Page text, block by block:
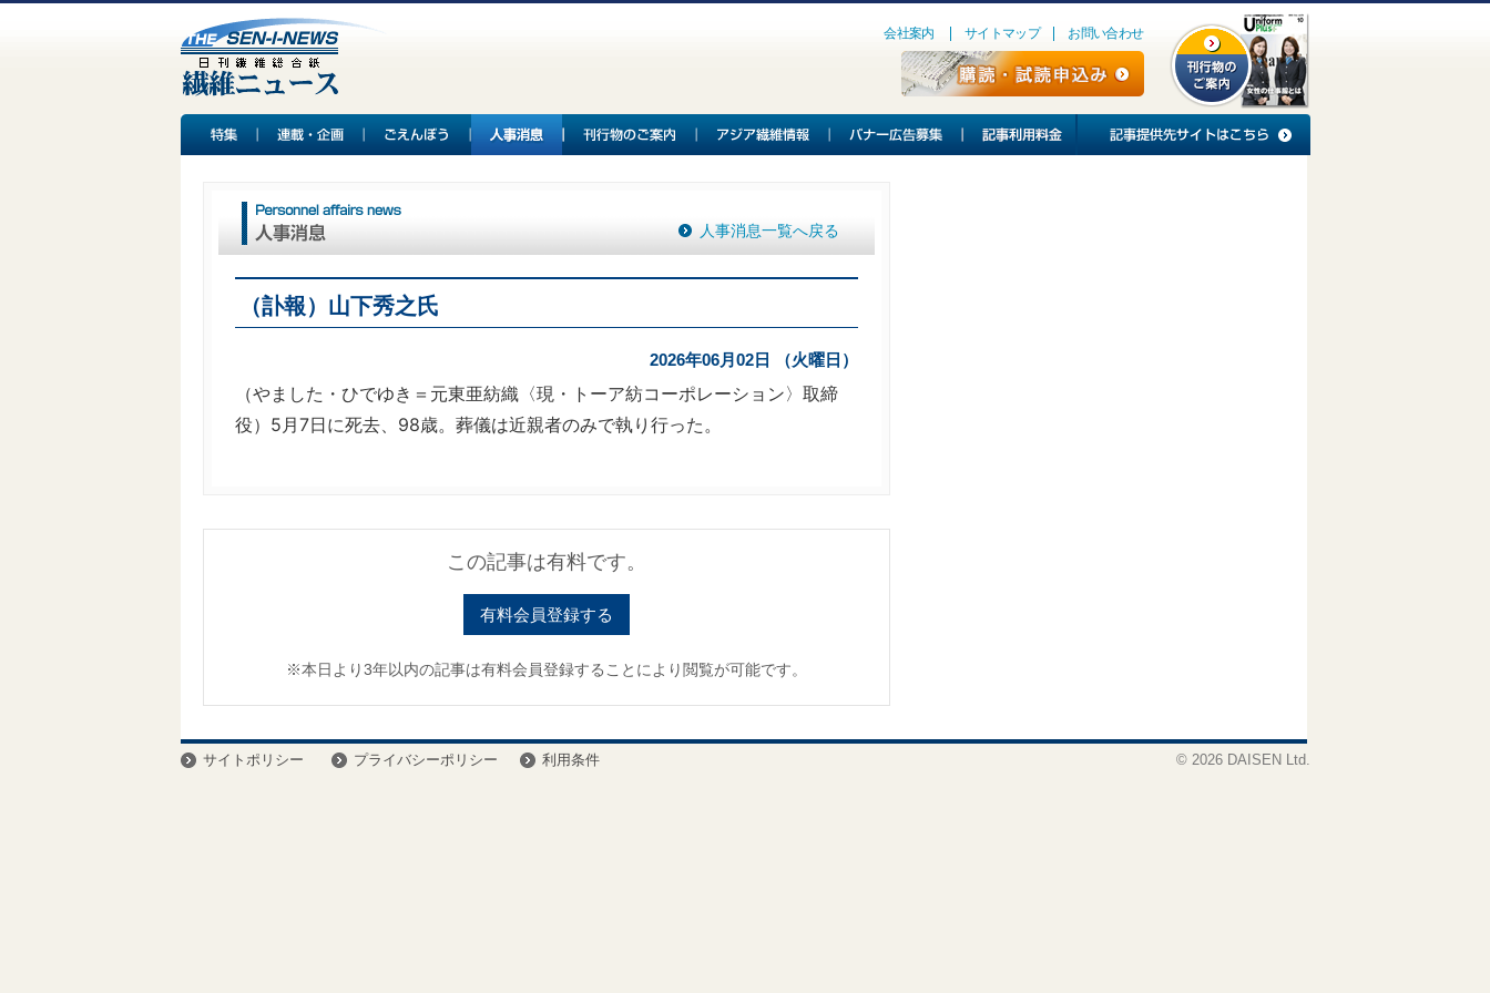
会社案内 サイトマップ お問い合わせ
人事消息一覧へ戻る
（訃報）山下秀之氏
2026年06月02日 （火曜日）
（やました・ひでゆき＝元東亜紡織〈現・トーア紡コーポレーション〉取締
役）5月7日に死去、98歳。葬儀は近親者のみで執り行った。
この記事は有料です。
有料会員登録する
※本日より3年以内の記事は有料会員登録することにより閲覧が可能です。
サイトポリシー プライバシーポリシー 利用条件 © 2026 DAISEN Ltd.